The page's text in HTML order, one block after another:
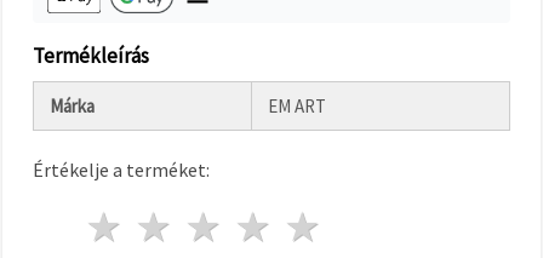
Termékleírás
Márka EM ART
Értékelje a terméket:
4 csillagok
3 csillagok
2 csillagok
1 csillag